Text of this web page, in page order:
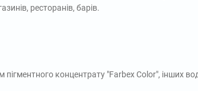
ресторанів, барів.
концентрату "Farbex Color", інших